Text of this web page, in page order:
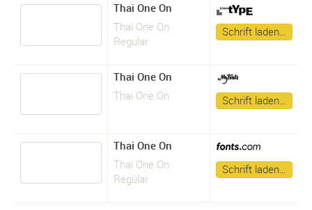
Thai One On
Thai One On
Regular
Schrift laden…
Thai One On
Thai One On
Schrift laden…
Thai One On
Thai One On
Regular
Schrift laden…